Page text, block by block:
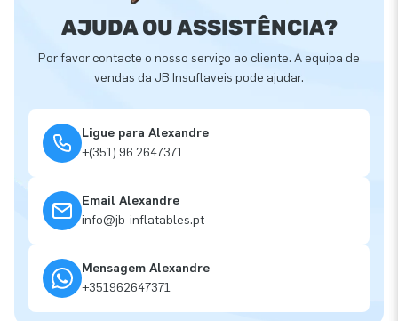
AJUDA OU ASSISTÊNCIA?
Por favor contacte o nosso serviço ao cliente. A equipa de
vendas da JB Insuflaveis pode ajudar.
Ligue para Alexandre
+(351) 96 2647371
Email Alexandre
info@jb-inflatables.pt
Mensagem Alexandre
+351962647371